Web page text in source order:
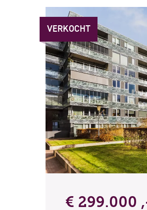
VERKOCHT
€ 299.000